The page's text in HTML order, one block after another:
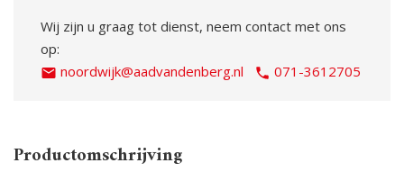
Wij zijn u graag tot dienst, neem contact met ons
op:
noordwijk@aadvandenberg.nl
071-3612705
Productomschrijving